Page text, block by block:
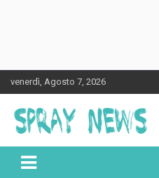
to
content
venerdì, Agosto 7, 2026
Spraynews.it